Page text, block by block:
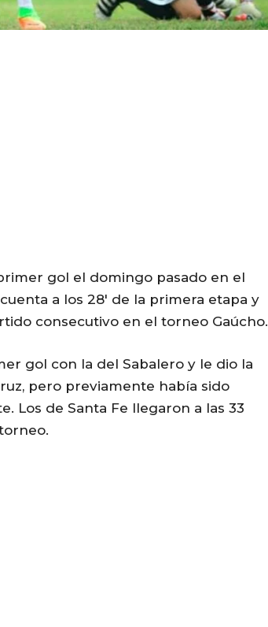
gol el domingo pasado en el
a los 28′ de la primera etapa y
consecutivo en el torneo Gaúcho.
gol con la del Sabalero y le dio la
pero previamente había sido
Los de Santa Fe llegaron a las 33